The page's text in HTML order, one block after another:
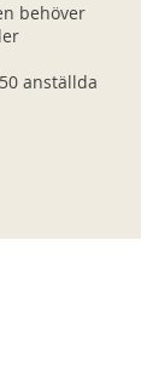
behöver
anställda